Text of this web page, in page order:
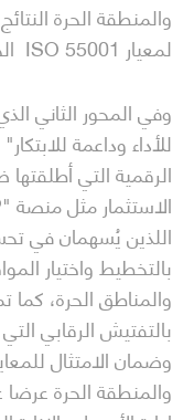
والمنطقة الحرة
لمعيار ISO 55001 الخاص بإدارة الأصول.
وفي المحور الثاني
للأداء وداعمة
الرقمية التي
اللذين يُسهمان في
بالتخطيط واختيار
والمناطق الحرة،
بالتفتيش الرقابي
وضمان الامتثال
والمنطقة الحرة عرضا